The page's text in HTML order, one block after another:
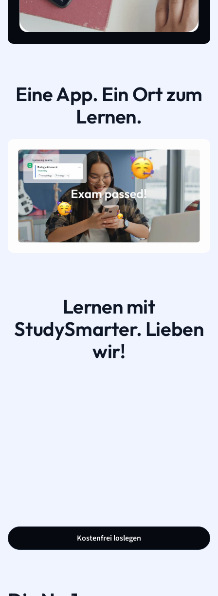
Eine App. Ein Ort zum
Lernen.
Lernen mit
StudySmarter. Lieben
wir!
Kostenfrei loslegen